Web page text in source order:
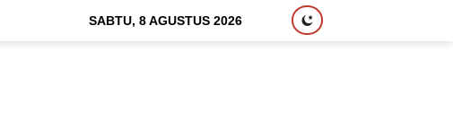
SABTU, 8 AGUSTUS 2026